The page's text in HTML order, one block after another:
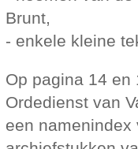
Brunt,
- enkele kleine
Op pagina 14
Ordedienst van
een namenindex